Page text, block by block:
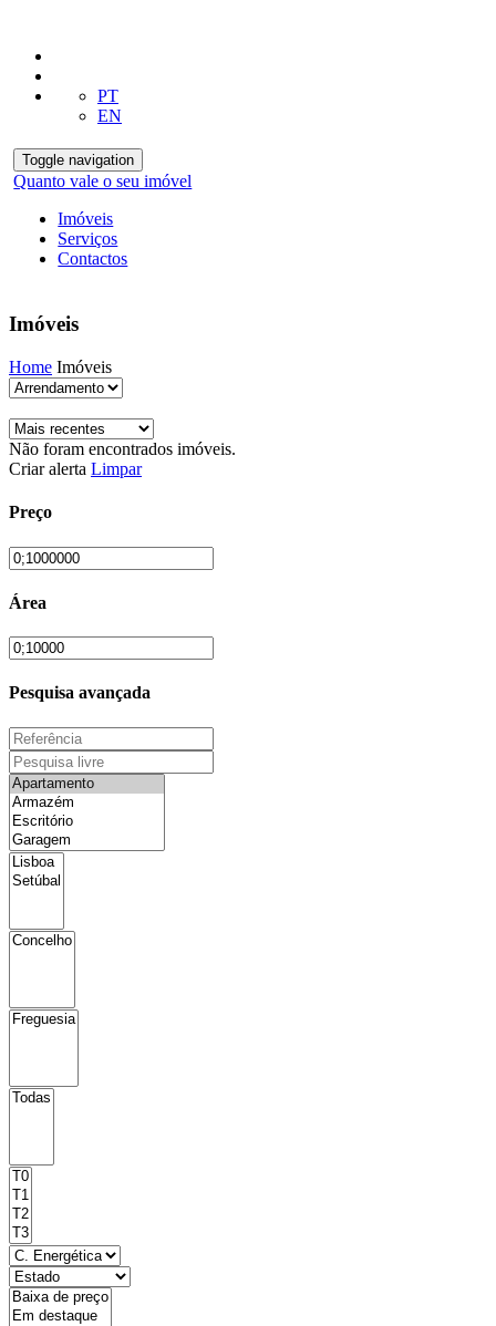
PT
EN
Toggle navigation
Quanto vale o seu imóvel
Imóveis
Serviços
Contactos
Imóveis
Home Imóveis
Não foram encontrados imóveis.
Criar alerta Limpar
Preço
Área
Pesquisa avançada